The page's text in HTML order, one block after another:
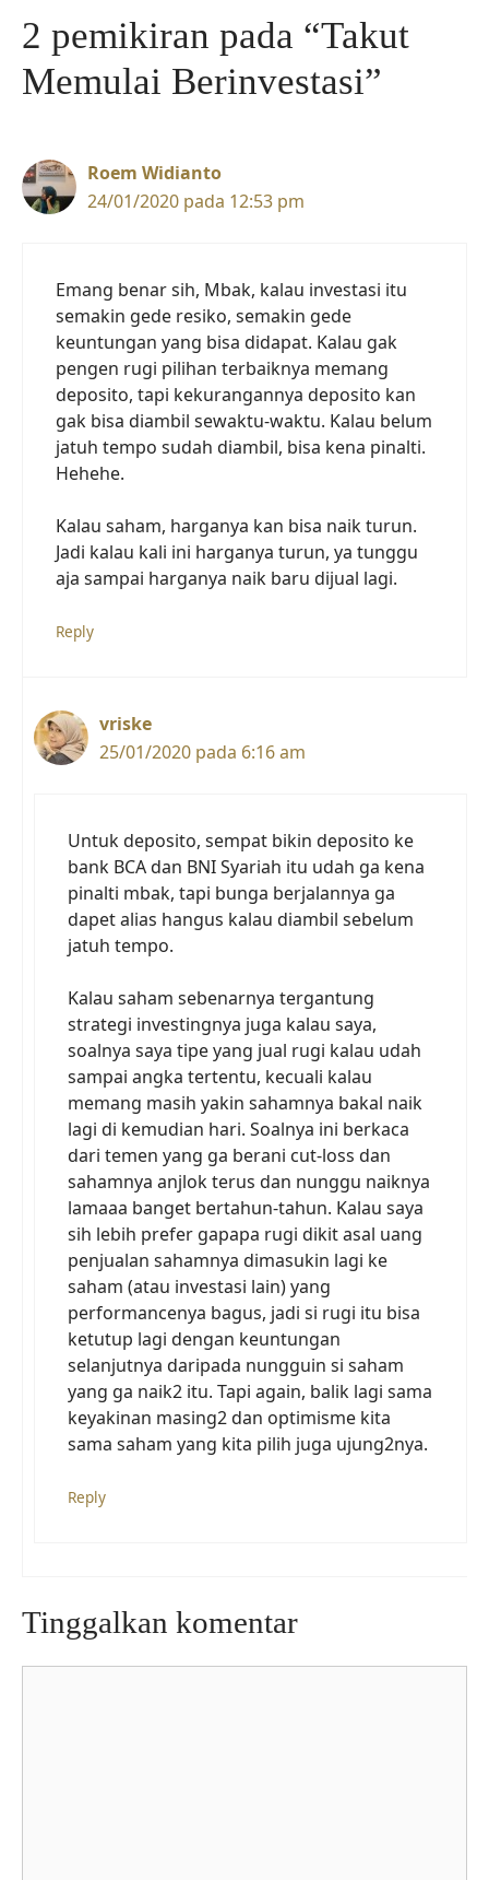
2 pemikiran pada “Takut
Memulai Berinvestasi”
Roem Widianto
24/01/2020 pada 12:53 pm
Emang benar sih, Mbak, kalau investasi itu
semakin gede resiko, semakin gede
keuntungan yang bisa didapat. Kalau gak
pengen rugi pilihan terbaiknya memang
deposito, tapi kekurangannya deposito kan
gak bisa diambil sewaktu-waktu. Kalau belum
jatuh tempo sudah diambil, bisa kena pinalti.
Hehehe.
Kalau saham, harganya kan bisa naik turun.
Jadi kalau kali ini harganya turun, ya tunggu
aja sampai harganya naik baru dijual lagi.
Reply
vriske
25/01/2020 pada 6:16 am
Untuk deposito, sempat bikin deposito ke
bank BCA dan BNI Syariah itu udah ga kena
pinalti mbak, tapi bunga berjalannya ga
dapet alias hangus kalau diambil sebelum
jatuh tempo.
Kalau saham sebenarnya tergantung
strategi investingnya juga kalau saya,
soalnya saya tipe yang jual rugi kalau udah
sampai angka tertentu, kecuali kalau
memang masih yakin sahamnya bakal naik
lagi di kemudian hari. Soalnya ini berkaca
dari temen yang ga berani cut-loss dan
sahamnya anjlok terus dan nunggu naiknya
lamaaa banget bertahun-tahun. Kalau saya
sih lebih prefer gapapa rugi dikit asal uang
penjualan sahamnya dimasukin lagi ke
saham (atau investasi lain) yang
performancenya bagus, jadi si rugi itu bisa
ketutup lagi dengan keuntungan
selanjutnya daripada nungguin si saham
yang ga naik2 itu. Tapi again, balik lagi sama
keyakinan masing2 dan optimisme kita
sama saham yang kita pilih juga ujung2nya.
Reply
Tinggalkan komentar